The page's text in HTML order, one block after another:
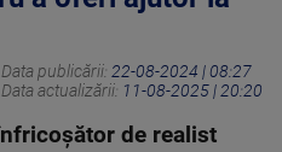
Data publicării: 22-08-2024 | 08:27
Data actualizării: 11-08-2025 | 20:20
de realist